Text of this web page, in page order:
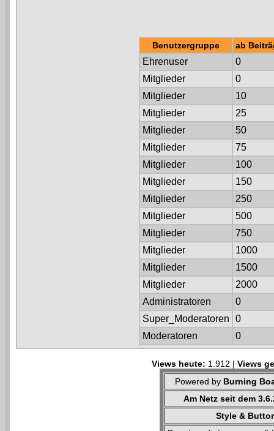
Benutzergruppe ab
Ehrenuser
0
Mitglieder
0
Mitglieder
10
Mitglieder
25
Mitglieder
50
Mitglieder
75
Mitglieder
100
Mitglieder
150
Mitglieder
250
Mitglieder
500
Mitglieder
750
Mitglieder
1000
Mitglieder
1500
Mitglieder
2000
Administratoren
0
Super_Moderatoren
0
Moderatoren
0
Views heute: 1.912 | Views
Powered by Burning
Am Netz seit dem
Style &